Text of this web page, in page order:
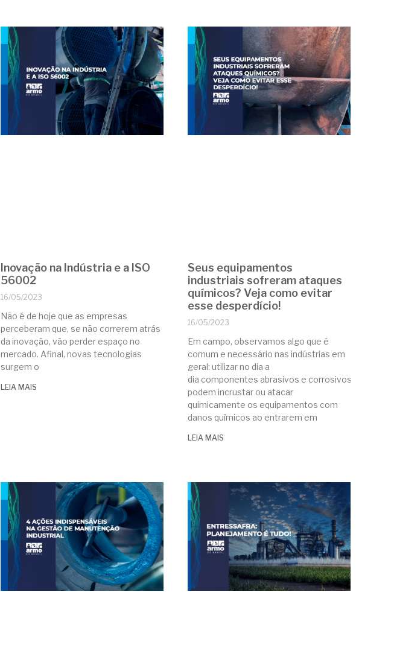
Inovação na Indústria e a ISO
56002
16/05/2023
Não é de hoje que as empresas
perceberam que, se não correrem atrás
da inovação, vão perder espaço no
mercado. Afinal, novas tecnologias
surgem o
LEIA MAIS
Seus equipamentos
industriais sofreram ataques
químicos? Veja como evitar
esse desperdício!
16/05/2023
Em campo, observamos algo que é
comum e necessário nas indústrias em
geral: utilizar no dia a
dia componentes abrasivos e corrosivos que
podem incrustar ou atacar
quimicamente os equipamentos com
danos químicos ao entrarem em
LEIA MAIS